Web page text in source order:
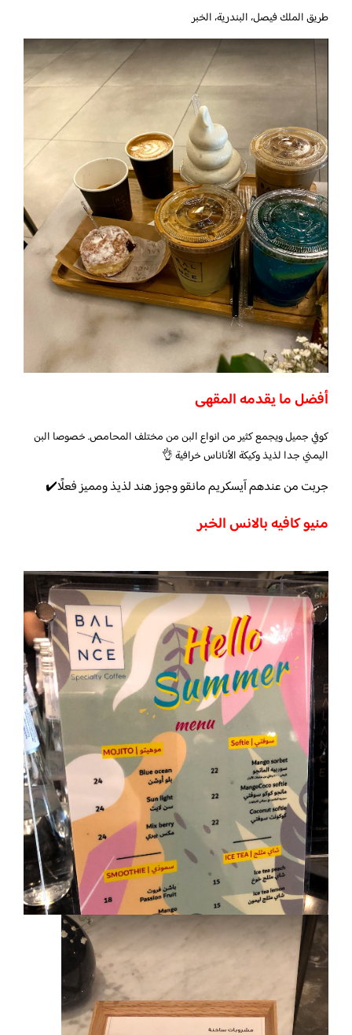
طريق الملك فيصل، البندرية، الخبر
أفضل ما يقدمه المقهى
كوفي جميل ويجمع كثير من انواع البن من مختلف المحامص. خصوصا البن
اليمني جدا لذيذ وكيكة الأناناس خرافية 👌
جربت من عندهم آيسكريم مانقو وجوز هند لذيذ ومميز فعلًا✔️
منيو كافيه بالانس الخبر